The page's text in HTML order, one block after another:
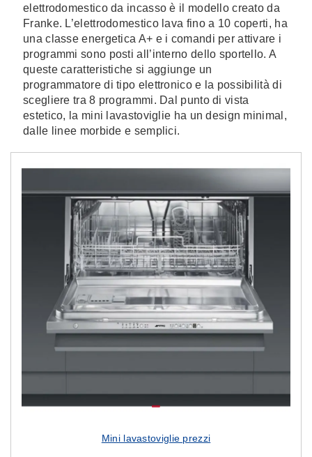
elettrodomestico da incasso è il modello creato da
Franke. L’elettrodomestico lava fino a 10 coperti, ha
una classe energetica A+ e i comandi per attivare i
programmi sono posti all’interno dello sportello. A
queste caratteristiche si aggiunge un
programmatore di tipo elettronico e la possibilità di
scegliere tra 8 programmi. Dal punto di vista
estetico, la mini lavastoviglie ha un design minimal,
dalle linee morbide e semplici.
Mini lavastoviglie prezzi